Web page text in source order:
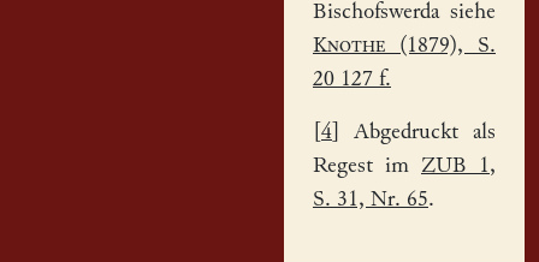
Bischofswerda siehe
Knothe(1879), S.
20 127 f.
4] Abgedruckt als
Regest im ZUB 1,
S. 31, Nr. 65.